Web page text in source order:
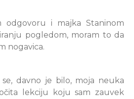
odgovoru i majka Staninom
pogledom, moram to da
nogavica.
davno je bilo, moja neuka
lekciju koju sam zauvek